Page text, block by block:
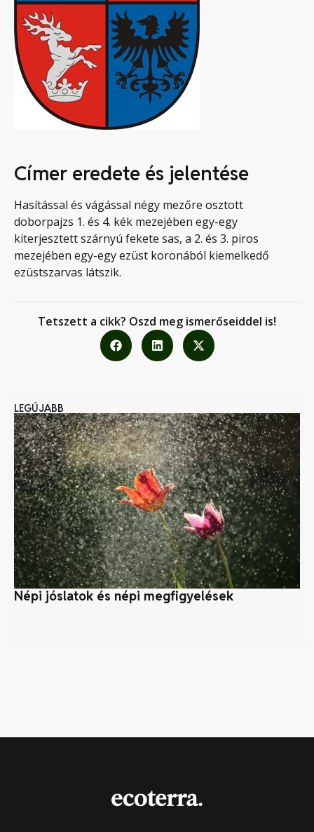
Címer eredete és jelentése
Hasítással és vágással négy mezőre osztott
doborpajzs 1. és 4. kék mezejében egy-egy
kiterjesztett szárnyú fekete sas, a 2. és 3. piros
mezejében egy-egy ezüst koronából kiemelkedő
ezüstszarvas látszik.
Tetszett a cikk? Oszd meg ismerőseiddel is!
LEGÚJABB
Népi jóslatok és népi megfigyelések